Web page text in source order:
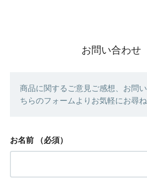
お問い合わせ
商品に関するご意見ご感想、お問
ちらのフォームよりお気軽にお尋ね
お名前 （必須）